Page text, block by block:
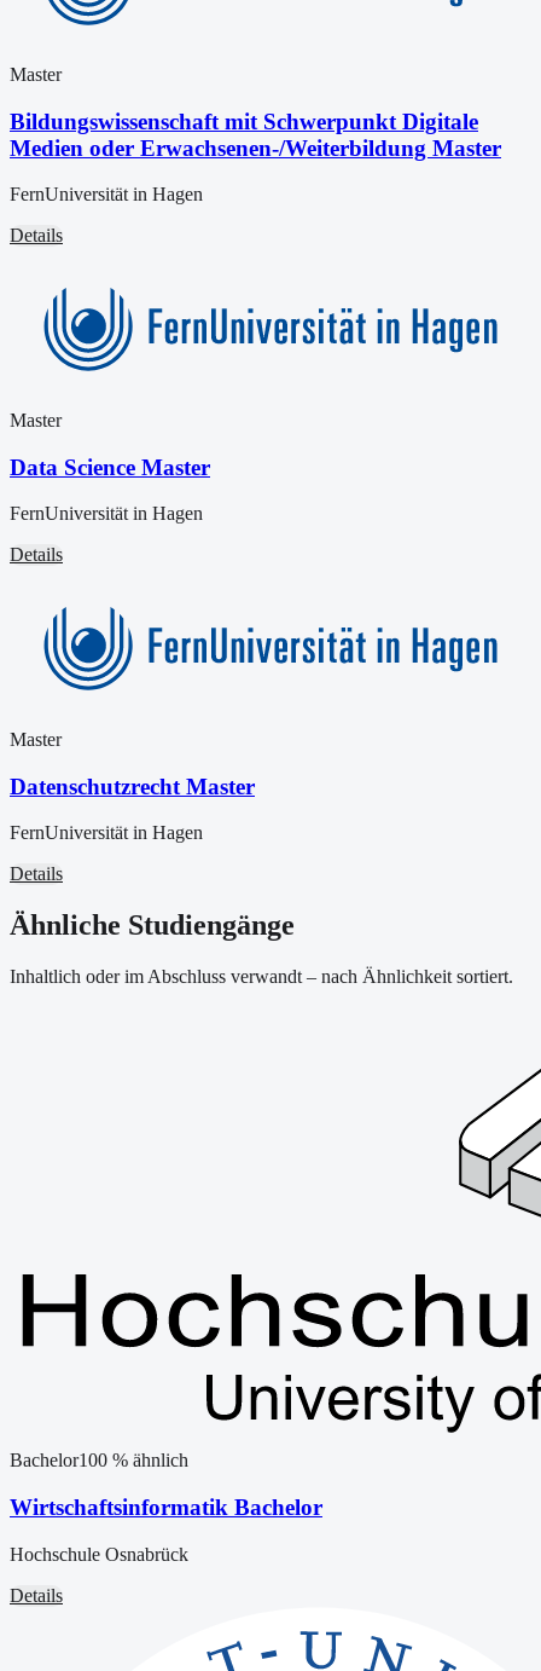
Master
Bildungswissenschaft mit Schwerpunkt Digitale
Medien oder Erwachsenen-/Weiterbildung Master
FernUniversität in Hagen
Details
Master
Data Science Master
FernUniversität in Hagen
Details
Master
Datenschutzrecht Master
FernUniversität in Hagen
Details
Ähnliche Studiengänge
Inhaltlich oder im Abschluss verwandt – nach Ähnlichkeit sortiert.
Bachelor100 % ähnlich
Wirtschaftsinformatik Bachelor
Hochschule Osnabrück
Details